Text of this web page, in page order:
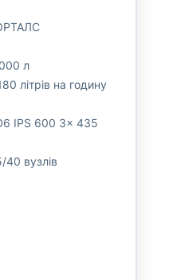
л
літрів на годину
IPS 600 3x 435
вузлів